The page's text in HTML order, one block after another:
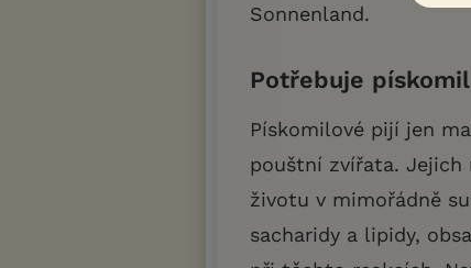
Sonnenland.
Potřebuje
Pískomilové pijí jen
pouštní zvířata. Jejich
životu v mimořádně
sacharidy a lipidy,